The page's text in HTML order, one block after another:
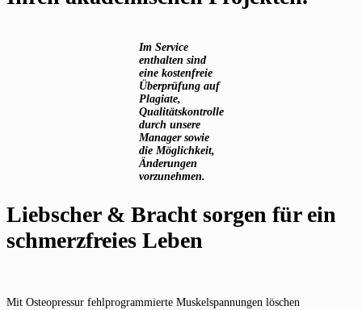
Im Service
enthalten sind
eine kostenfreie
Überprüfung auf
Plagiate,
Qualitätskontrolle
durch unsere
Manager sowie
die Möglichkeit,
Änderungen
vorzunehmen.
Liebscher & Bracht sorgen für ein
schmerzfreies Leben
Mit Osteopressur fehlprogrammierte Muskelspannungen löschen